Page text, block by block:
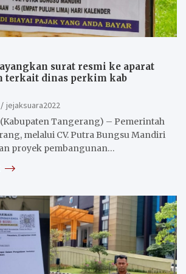
surat resmi ke aparat
terkait dinas perkim kab
jejaksuara2022
(Kabupaten Tangerang) – Pemerintah
melalui CV. Putra Bungsu Mandiri
proyek pembangunan…